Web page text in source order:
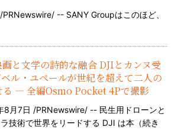
-- SANY Groupはこのほど、
と文学の詩的な融合 DJIとカンヌ受
ル・ユペールが世紀を超えて二人の
る — 全編Osmo Pocket 4Pで撮影
8月7日 /PRNewswire/ -- 民生用ドローンと
技術で世界をリードする DJI は本（続き